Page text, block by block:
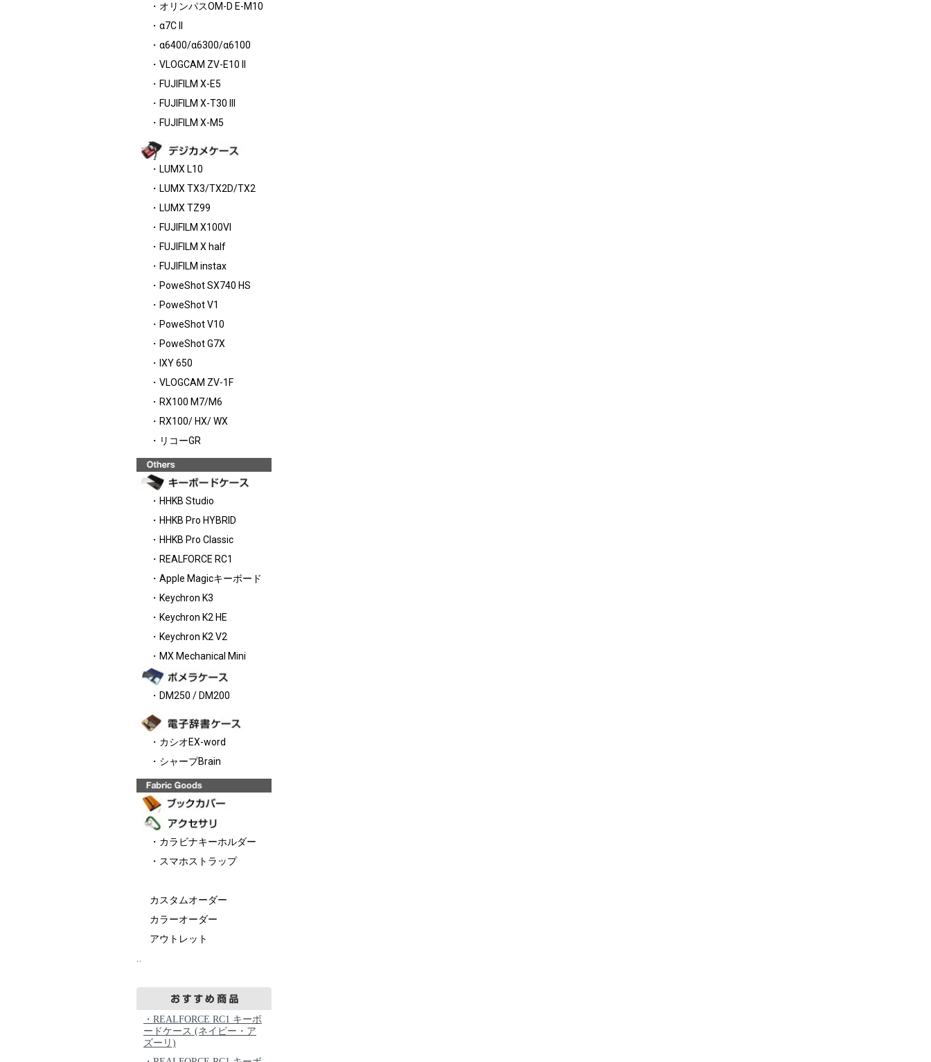
・オリンパスOM-D E-M10
・α7C II
・α6400/α6300/α6100
・VLOGCAM ZV-E10 II
・FUJIFILM X-E5
・FUJIFILM X-T30 III
・FUJIFILM X-M5
・LUMX L10
・LUMX TX3/TX2D/TX2
・LUMX TZ99
・FUJIFILM X100VI
・FUJIFILM X half
・FUJIFILM instax
・PoweShot SX740 HS
・PoweShot V1
・PoweShot V10
・PoweShot G7X
・IXY 650
・VLOGCAM ZV-1F
・RX100 M7/M6
・RX100/ HX/ WX
・リコーGR
・HHKB Studio
・HHKB Pro HYBRID
・HHKB Pro Classic
・REALFORCE RC1
・Apple Magicキーボード
・Keychron K3
・Keychron K2 HE
・Keychron K2 V2
・MX Mechanical Mini
・DM250 / DM200
・カシオEX-word
・シャープBrain
・カラビナキーホルダー
・スマホストラップ
カスタムオーダー
カラーオーダー
アウトレット
..
・REALFORCE RC1 キーボ
ードケース (ネイビー・ア
ズーリ)